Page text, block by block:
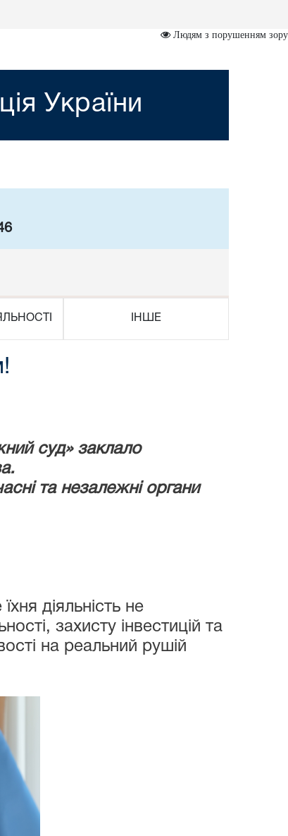
Людям з порушенням зору
України
ІНШЕ
суд» заклало
та незалежні органи
діяльність не
захисту інвестицій та
на реальний рушій